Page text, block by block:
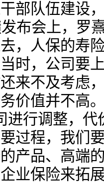
部队伍建设
布会上，罗
，人保的寿
时，公司要
来不及考虑
价值并不高
进行调整，
过程，我们
产品、高端
业保险来拓